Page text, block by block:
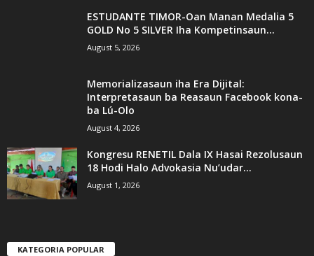
ESTUDANTE TIMOR-Oan Manan Medalia 5
GOLD No 5 SILVER Iha Kompetinsaun...
August 5, 2026
Memorializasaun iha Era Dijital:
Interpretasaun ba Reasaun Facebook kona-
ba Lú-Olo
August 4, 2026
Kongresu RENETIL Dala IX Hasai Rezolusaun
18 Hodi Halo Advokasia Nu’udar...
August 1, 2026
KATEGORIA POPULAR